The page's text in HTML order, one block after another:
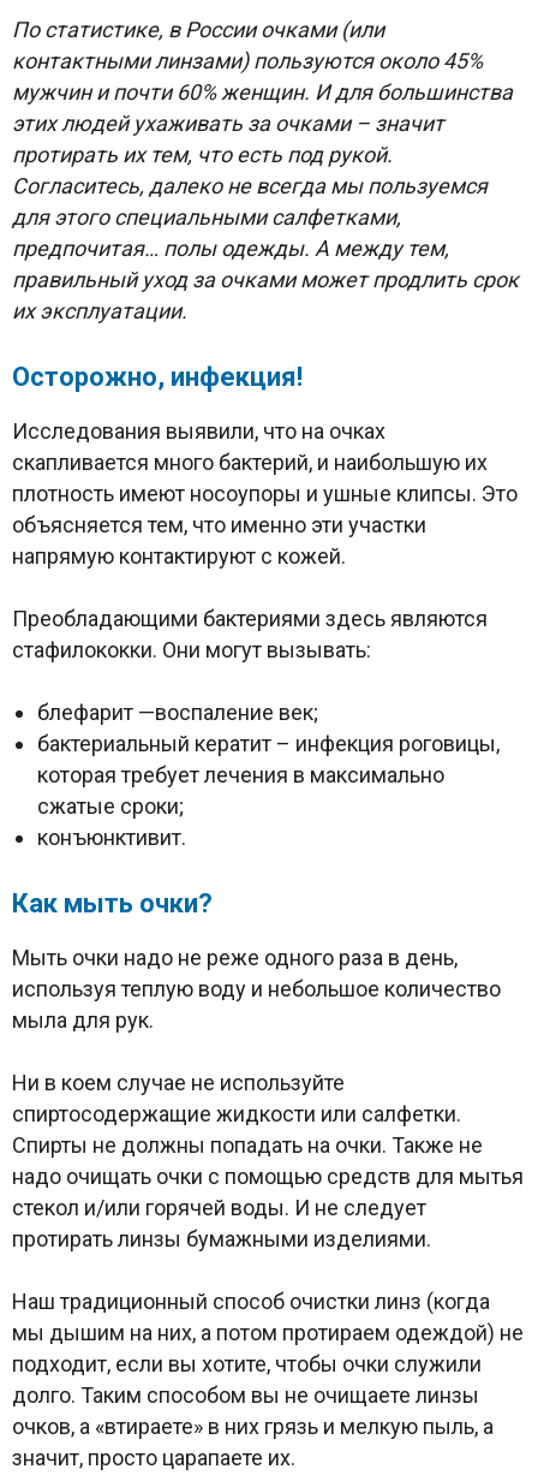
По статистике, в России очками (или
контактными линзами) пользуются около 45%
мужчин и почти 60% женщин. И для большинства
этих людей ухаживать за очками – значит
протирать их тем, что есть под рукой.
Согласитесь, далеко не всегда мы пользуемся
для этого специальными салфетками,
предпочитая… полы одежды. А между тем,
правильный уход за очками может продлить срок
их эксплуатации.
Осторожно, инфекция!
Исследования выявили, что на очках
скапливается много бактерий, и наибольшую их
плотность имеют носоупоры и ушные клипсы. Это
объясняется тем, что именно эти участки
напрямую контактируют с кожей.
Преобладающими бактериями здесь являются
стафилококки. Они могут вызывать:
блефарит —воспаление век;
бактериальный кератит – инфекция роговицы,
которая требует лечения в максимально
сжатые сроки;
конъюнктивит.
Как мыть очки?
Мыть очки надо не реже одного раза в день,
используя теплую воду и небольшое количество
мыла для рук.
Ни в коем случае не используйте
спиртосодержащие жидкости или салфетки.
Спирты не должны попадать на очки. Также не
надо очищать очки с помощью средств для мытья
стекол и/или горячей воды. И не следует
протирать линзы бумажными изделиями.
Наш традиционный способ очистки линз (когда
мы дышим на них, а потом протираем одеждой) не
подходит, если вы хотите, чтобы очки служили
долго. Таким способом вы не очищаете линзы
очков, а «втираете» в них грязь и мелкую пыль, а
значит, просто царапаете их.